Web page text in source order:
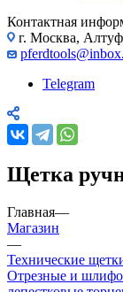
Контактная
г. Москва,
Telegram
Щетка
Главная—
Магазин
—
Технические
Отрезные и